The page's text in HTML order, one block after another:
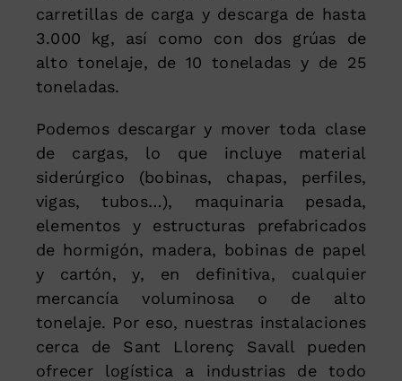
carretillas de carga y descarga de hasta
3.000 kg, así como con dos grúas de
alto tonelaje, de 10 toneladas y de 25
toneladas.
Podemos descargar y mover toda clase
de cargas, lo que incluye material
siderúrgico (bobinas, chapas, perfiles,
vigas, tubos…), maquinaria pesada,
elementos y estructuras prefabricados
de hormigón, madera, bobinas de papel
y cartón, y, en definitiva, cualquier
mercancía voluminosa o de alto
tonelaje. Por eso, nuestras instalaciones
cerca de Sant Llorenç Savall pueden
ofrecer logística a industrias de todo